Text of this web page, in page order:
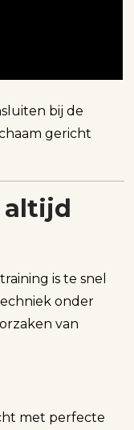
bij de
gericht
altijd
is te snel
onder
van
met perfecte